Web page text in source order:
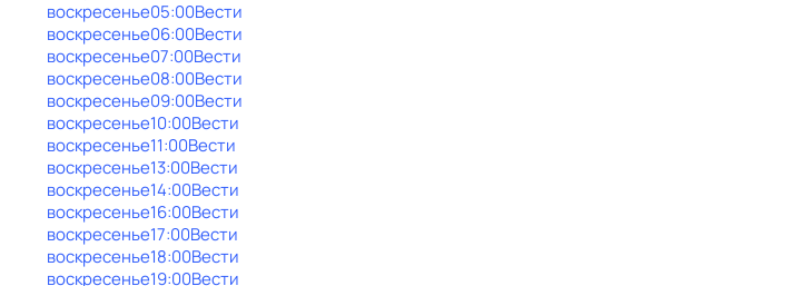
воскресенье05:00Вести
воскресенье06:00Вести
воскресенье07:00Вести
воскресенье08:00Вести
воскресенье09:00Вести
воскресенье10:00Вести
воскресенье11:00Вести
воскресенье13:00Вести
воскресенье14:00Вести
воскресенье16:00Вести
воскресенье17:00Вести
воскресенье18:00Вести
воскресенье19:00Вести